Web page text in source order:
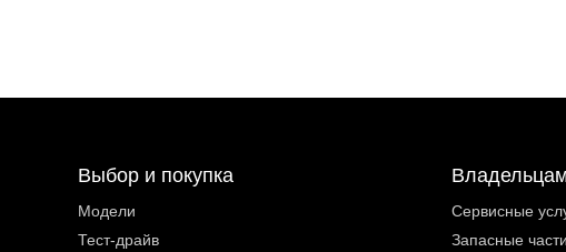
Выбор и покупка
Модели
Тест-драйв
Сервисные
Запасные части